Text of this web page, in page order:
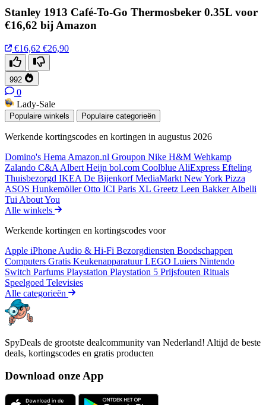
Stanley 1913 Café-To-Go Thermosbeker 0.35L voor
€16,62 bij Amazon
€16,62 €26,90
992
0
Lady-Sale
Populaire winkels Populaire categorieën
Werkende kortingscodes en kortingen in augustus 2026
Domino's Hema Amazon.nl Groupon Nike H&M Wehkamp
Zalando C&A Albert Heijn bol.com Coolblue AliExpress Efteling
Thuisbezorgd IKEA De BijenkorfMediaMarkt New York Pizza
ASOS HunkemöllerOtto ICI Paris XL Greetz Leen BakkerAlbelli
Tui About You
Alle winkels
Werkende kortingen en kortingscodes voor
Apple iPhone Audio & Hi-Fi Bezorgdiensten Boodschappen
Computers Gratis KeukenapparatuurLEGO Luiers Nintendo
Switch Parfums Playstation Playstation 5 Prijsfouten Rituals
Speelgoed Televisies
Alle categorieën
SpyDeals de grootste dealcommunity van Nederland! Altijd de beste
deals, kortingscodes en gratis producten
Download onze App